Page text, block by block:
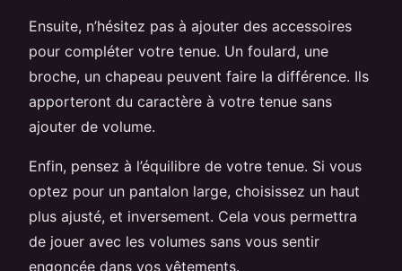
Ensuite, n’hésitez pas à ajouter des accessoires
pour compléter votre tenue. Un foulard, une
broche, un chapeau peuvent faire la différence. Ils
apporteront du caractère à votre tenue sans
ajouter de volume.
Enfin, pensez à l’équilibre de votre tenue. Si vous
optez pour un pantalon large, choisissez un haut
plus ajusté, et inversement. Cela vous permettra
de jouer avec les volumes sans vous sentir
engoncée dans vos vêtements.